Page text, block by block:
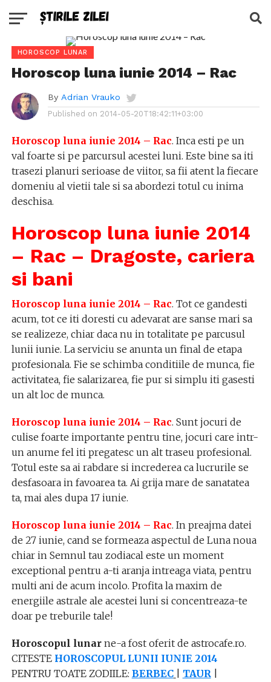
HOROSCOP LUNAR
Horoscop luna iunie 2014 – Rac
By Adrian Vrauko
Published on 2014-05-20T18:42:11+03:00
Horoscop luna iunie 2014 – Rac. Inca esti pe un
val foarte si pe parcursul acestei luni. Este bine sa iti
trasezi planuri serioase de viitor, sa fii atent la fiecare
domeniu al vietii tale si sa abordezi totul cu inima
deschisa.
Horoscop luna iunie 2014
– Rac – Dragoste, cariera
si bani
Horoscop luna iunie 2014 – Rac. Tot ce gandesti
acum, tot ce iti doresti cu adevarat are sanse mari sa
se realizeze, chiar daca nu in totalitate pe parcusul
lunii iunie. La serviciu se anunta un final de etapa
profesionala. Fie se schimba conditiile de munca, fie
activitatea, fie salarizarea, fie pur si simplu iti gasesti
un alt loc de munca.
Horoscop luna iunie 2014 – Rac. Sunt jocuri de
culise foarte importante pentru tine, jocuri care intr-
un anume fel iti pregatesc un alt traseu profesional.
Totul este sa ai rabdare si increderea ca lucrurile se
desfasoara in favoarea ta. Ai grija mare de sanatatea
ta, mai ales dupa 17 iunie.
Horoscop luna iunie 2014 – Rac. In preajma datei
de 27 iunie, cand se formeaza aspectul de Luna noua
chiar in Semnul tau zodiacal este un moment
exceptional pentru a-ti aranja intreaga viata, pentru
multi ani de acum incolo. Profita la maxim de
energiile astrale ale acestei luni si concentreaza-te
doar pe treburile tale!
Horoscopul lunarne-a fost oferit de astrocafe.ro.
CITESTEHOROSCOPUL LUNII IUNIE 2014
PENTRU TOATE ZODIILE: BERBEC TAUR|